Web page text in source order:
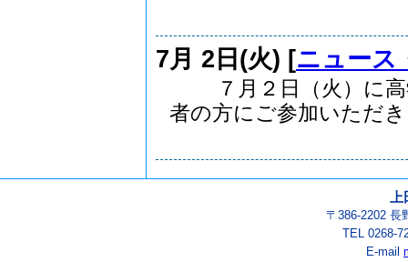
7月 2日(火) [ニュース
７月２日（火）に高
者の方にご参加いただ
〒386-2202 長
TEL 0268-
E-mail